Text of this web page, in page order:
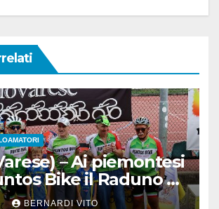
– Ai piemontesi
Bike il Raduno di
BERNARDI VITO